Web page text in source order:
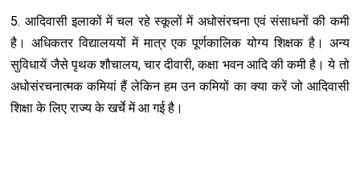
5. आदिवासी इलाकों में चल रहे स्कूलों में अधोसंरचना एवं संसाधनों की कमी
है। अधिकतर विद्यालययों में मात्र एक पूर्णकालिक योग्य शिक्षक है। अन्य
सुविधायें जैसे पृथक शौचालय, चार दीवारी, कक्षा भवन आदि की कमी है। ये तो
अधोसंरचनात्मक कमियां हैं लेकिन हम उन कमियों का क्या करें जो आदिवासी
शिक्षा के लिए राज्य के खर्चे में आ गई है।